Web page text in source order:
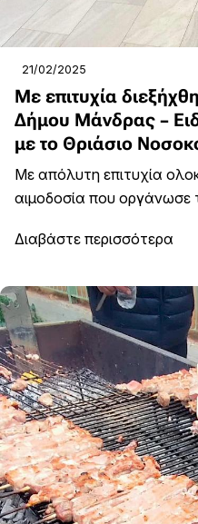
21/02/2025
Με επιτυχία
Δήμου Μάνδρας –
με το Θριάσιο
Mε απόλυτη επιτυχία
αιμοδοσία που οργάνωσε
Διαβάστε περισσότερα